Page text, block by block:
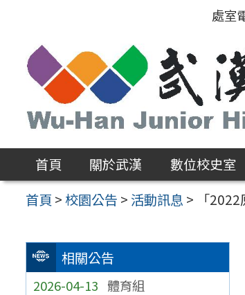
區
處室
首頁 關於武漢 數位校史室
首頁 >校園公告 > 活動訊息 > 「
相關公告
2026-04-13 體育組